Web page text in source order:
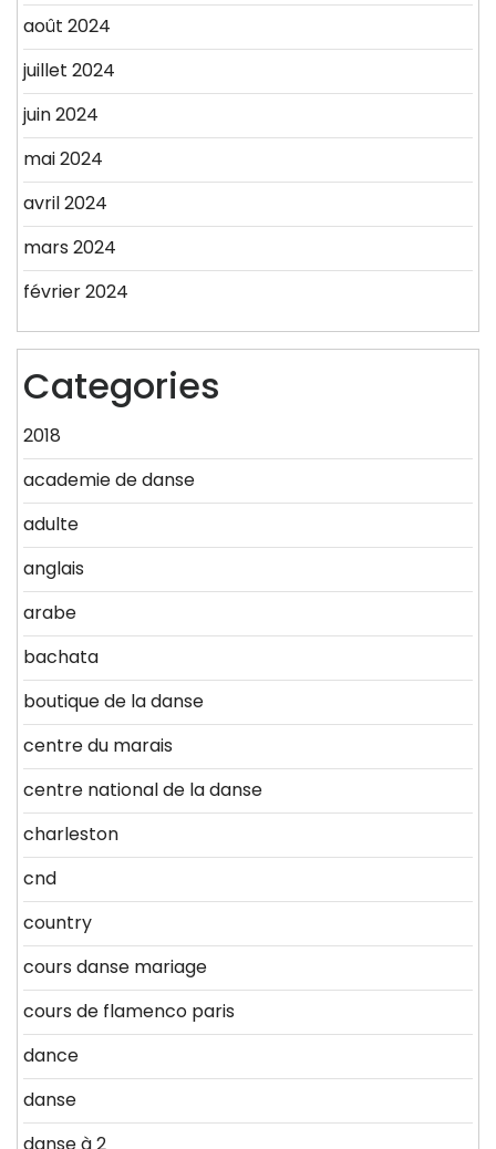
août 2024
juillet 2024
juin 2024
mai 2024
avril 2024
mars 2024
février 2024
Categories
2018
academie de danse
adulte
anglais
arabe
bachata
boutique de la danse
centre du marais
centre national de la danse
charleston
cnd
country
cours danse mariage
cours de flamenco paris
dance
danse